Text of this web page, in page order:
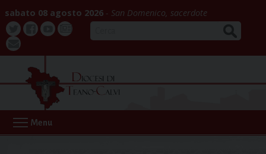
content
sabato 08 agosto 2026 San Domenico, sacerdote
Twitter
Buona
webmail
Menu